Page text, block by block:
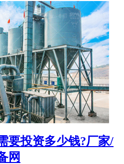
要投资多少钱?厂家/
网